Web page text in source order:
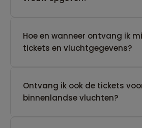
Hoe en wanneer ontvang ik
tickets en vluchtgegevens?
Ontvang ik ook de tickets
binnenlandse vluchten?